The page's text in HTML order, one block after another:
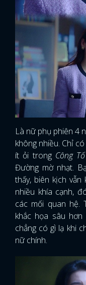
Là nữ phụ phiên 4
không nhiều. Chỉ
ít ỏi trong Công
Đường mờ nhạt.
thấy, biên kịch
nhiều khía cạnh,
các mối quan hệ.
khắc họa sâu
chẳng có gì lạ khi
nữ chính.